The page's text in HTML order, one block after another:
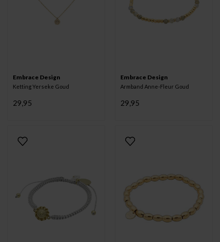
Embrace Design
Ketting Yerseke Goud
29,95
Embrace Design
Armband Anne-Fleur Goud
29,95